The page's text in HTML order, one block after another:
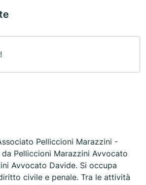
Pelliccioni Marazzini -
Pelliccioni Marazzini Avvocato
Avvocato Davide. Si occupa
civile e penale. Tra le attività